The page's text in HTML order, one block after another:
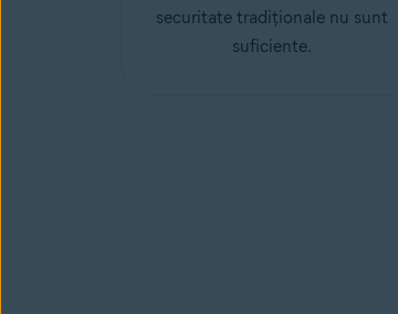
securitate tradiționale nu sunt
suficiente.